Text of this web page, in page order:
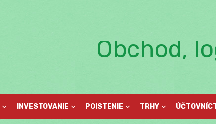
Obchod,
INVESTOVANIE POISTENIE TRHY